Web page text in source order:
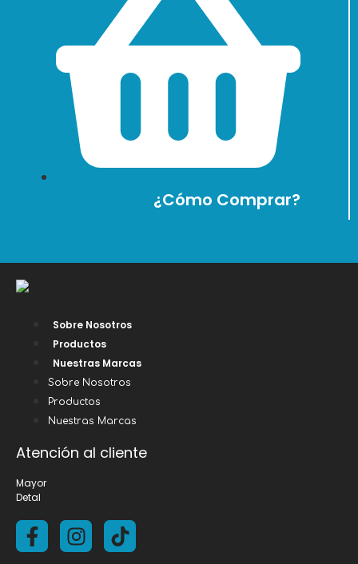
¿Cómo Comprar?
Sobre Nosotros
Productos
Nuestras Marcas
Sobre Nosotros
Productos
Nuestras Marcas
Atención al cliente
Mayor
Detal